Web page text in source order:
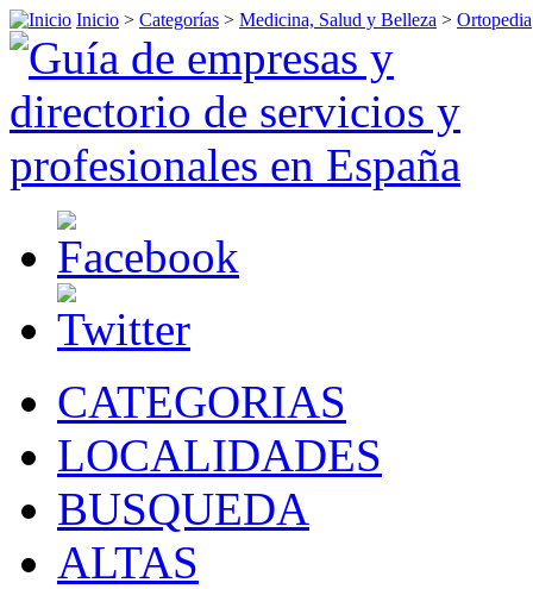
Inicio > Categorías > Medicina, Salud y Belleza > Ortopedia
CATEGORIAS
LOCALIDADES
BUSQUEDA
ALTAS